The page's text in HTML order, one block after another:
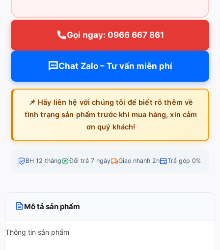
Gọi ngay: 0966 667 861
Chat Zalo – Tư vấn miễn phí
📌 Hãy liên hệ với chúng tôi để biết rõ thêm về
tình trạng sản phẩm trước khi mua hàng, xin cảm
ơn quý khách!
BH 12 tháng Đổi trả 7 ngày Giao nhanh 2h Trả góp 0%
Mô tả sản phẩm
Thông tin sản phẩm